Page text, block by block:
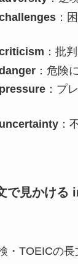
：
：批
：危険
：プ
：
で見かける
・TOEICの長